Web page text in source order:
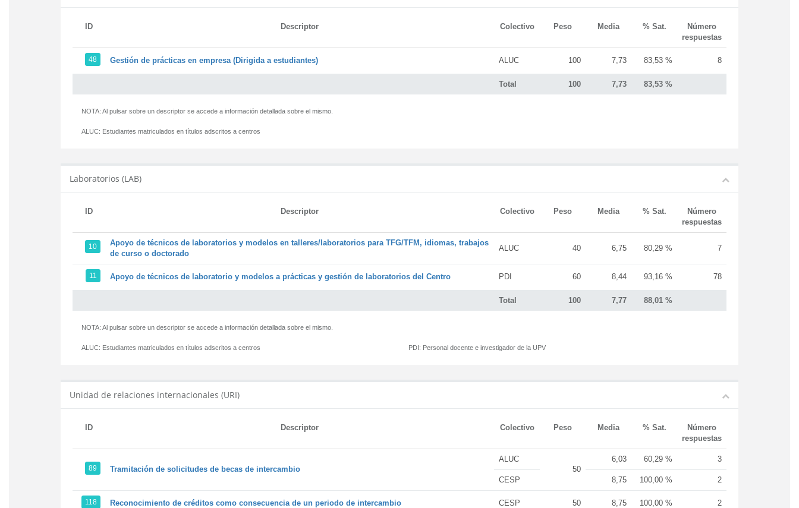
ID Descriptor Colectivo Peso Media % Sat.
Número
respuestas
Total 100 7,73 83,53 %
48 Gestión de prácticas en empresa (Dirigida a estudiantes) ALUC 100 7,73 83,53 % 8
NOTA: Al pulsar sobre un descriptor se accede a información detallada sobre el mismo.
ALUC: Estudiantes matriculados en títulos adscritos a centros
Laboratorios (LAB)
ID Descriptor Colectivo Peso Media % Sat.
Número
respuestas
Total 100 7,77 88,01 %
10
Apoyo de técnicos de laboratorios y modelos en talleres/laboratorios para TFG/TFM, idiomas, trabajos
de curso o doctorado
ALUC 40 6,75 80,29 % 7
11 Apoyo de técnicos de laboratorio y modelos a prácticas y gestión de laboratorios del Centro PDI 60 8,44 93,16 % 78
NOTA: Al pulsar sobre un descriptor se accede a información detallada sobre el mismo.
ALUC: Estudiantes matriculados en títulos adscritos a centros PDI: Personal docente e investigador de la UPV
Unidad de relaciones internacionales (URI)
ID Descriptor Colectivo Peso Media % Sat.
Número
respuestas
89 Tramitación de solicitudes de becas de intercambio
ALUC
50
6,03 60,29 % 3
CESP 8,75 100,00 % 2
118 Reconocimiento de créditos como consecuencia de un periodo de intercambio CESP 50 8,75 100,00 % 2